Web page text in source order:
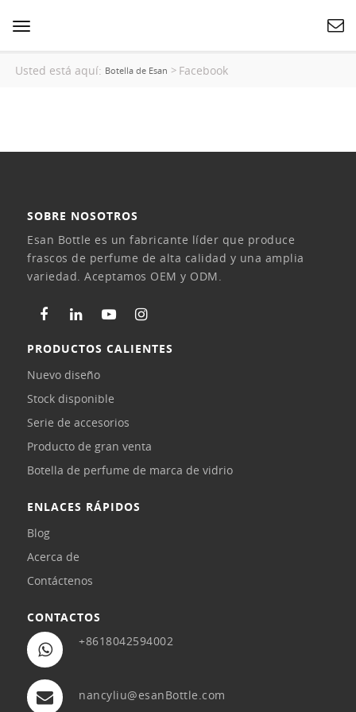
Cambiar
navegación
Usted está aquí: Botella de Esan > Facebook
SOBRE NOSOTROS
Esan Bottle es un fabricante líder que produce
frascos de perfume de alta calidad y una amplia
variedad. Aceptamos OEM y ODM.
PRODUCTOS CALIENTES
Nuevo diseño
Stock disponible
Serie de accesorios
Producto de gran venta
Botella de perfume de marca de vidrio
ENLACES RÁPIDOS
Blog
Acerca de
Contáctenos
CONTACTOS
+8618042594002
nancyliu@esanBottle.com